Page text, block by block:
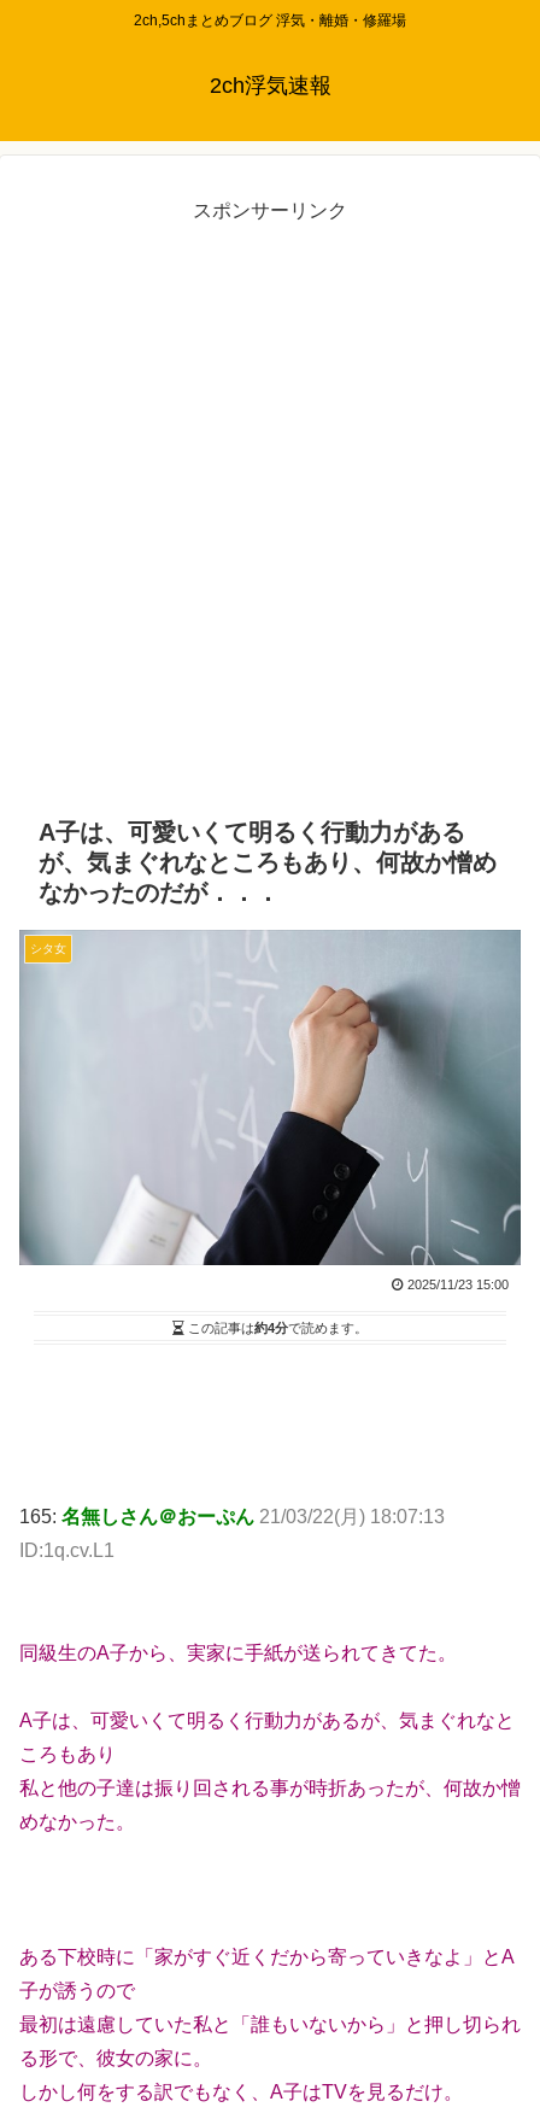
2ch,5chまとめブログ 浮気・離婚・修羅場
2ch浮気速報
スポンサーリンク
A子は、可愛いくて明るく行動力がある
が、気まぐれなところもあり、何故か憎め
なかったのだが．．．
シタ女
2025/11/23 15:00
この記事は約4分で読めます。
165: 名無しさん＠おーぷん 21/03/22(月) 18:07:13
ID:1q.cv.L1
同級生のA子から、実家に手紙が送られてきてた。
A子は、可愛いくて明るく行動力があるが、気まぐれなと
ころもあり
私と他の子達は振り回される事が時折あったが、何故か憎
めなかった。
ある下校時に「家がすぐ近くだから寄っていきなよ」とA
子が誘うので
最初は遠慮していた私と「誰もいないから」と押し切られ
る形で、彼女の家に。
しかし何をする訳でもなく、A子はTVを見るだけ。